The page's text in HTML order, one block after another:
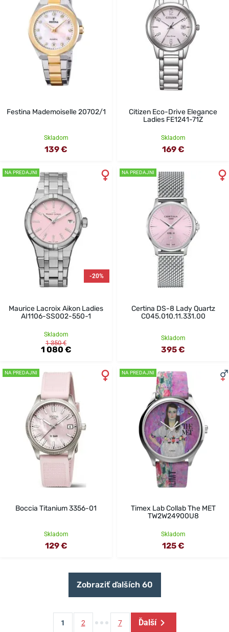
Festina Mademoiselle 20702/1
Skladom
139 €
Citizen Eco-Drive Elegance
Ladies FE1241-71Z
Skladom
169 €
NA PREDAJNI
-20%
Maurice Lacroix Aikon Ladies
AI1106-SS002-550-1
Skladom
1 350 €
1 080 €
NA PREDAJNI
Certina DS-8 Lady Quartz
C045.010.11.331.00
Skladom
395 €
NA PREDAJNI
Boccia Titanium 3356-01
Skladom
129 €
NA PREDAJNI
Timex Lab Collab The MET
TW2W24900U8
Skladom
125 €
Zobraziť ďalších 60
1 2 7 Ďalší